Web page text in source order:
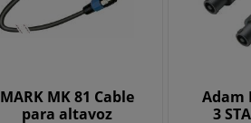
MARK MK 81 Cable
para altavoz
Adam
3